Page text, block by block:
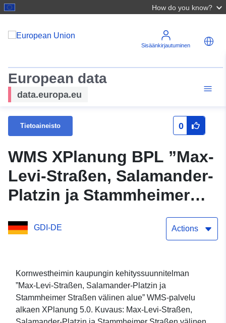
How do you know?
Sisäänkirjautuminen
European data
data.europa.eu
Tietoaineisto 0
WMS XPlanung BPL ”Max-
Levi-Straßen, Salamander-
Platzin ja Stammheimer
Straßen välinen alue”
GDI-DE Actions
Kornwestheimin kaupungin kehityssuunnitelman
”Max-Levi-Straßen, Salamander-Platzin ja
Stammheimer Straßen välinen alue” WMS-palvelu
alkaen XPlanung 5.0. Kuvaus: Max-Levi-Straßen,